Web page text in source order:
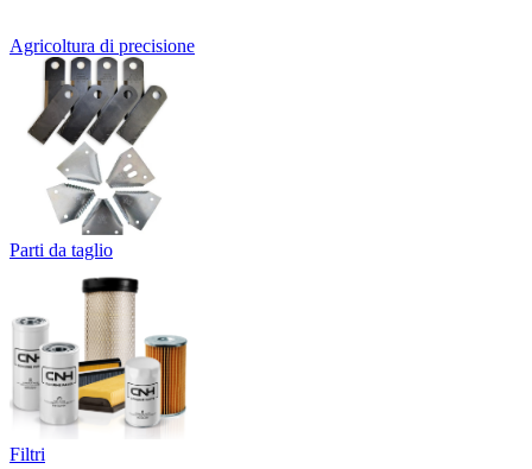
Agricoltura di precisione
Parti da taglio
Filtri